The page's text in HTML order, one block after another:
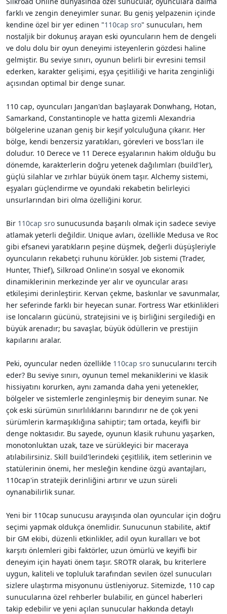
i
farklı ve zengin deneyimler sunar. Bu geniş yelpazenin içinde
kendine özel bir yer edinen "110cap sro" sunucuları, hem
nostaljik bir dokunuş arayan eski oyuncuların hem de dengeli
ve dolu dolu bir oyun deneyimi isteyenlerin gözdesi haline
gelmiştir. Bu seviye sınırı, oyunun belirli bir evresini temsil
ederken, karakter gelişimi, eşya çeşitliliği ve harita zenginliği
açısından optimal bir denge sunar.
110 cap, oyuncuları Jangan'dan başlayarak Donwhang, Hotan,
Samarkand, Constantinople ve hatta gizemli Alexandria
bölgelerine uzanan geniş bir keşif yolculuğuna çıkarır. Her
bölge, kendi benzersiz yaratıkları, görevleri ve boss'ları ile
doludur. 10 Derece ve 11 Derece eşyalarının hakim olduğu bu
dönemde, karakterlerin doğru yetenek dağılımları (build'ler),
güçlü silahlar ve zırhlar büyük önem taşır. Alchemy sistemi,
eşyaları güçlendirme ve oyundaki rekabetin belirleyici
unsurlarından biri olma özelliğini korur.
Bir 110cap sro sunucusunda başarılı olmak için sadece seviye
atlamak yeterli değildir. Unique avları, özellikle Medusa ve Roc
gibi efsanevi yaratıkların peşine düşmek, değerli düşüşleriyle
oyuncuların rekabetçi ruhunu körükler. Job sistemi (Trader,
Hunter, Thief), Silkroad Online'ın sosyal ve ekonomik
dinamiklerinin merkezinde yer alır ve oyuncular arası
etkileşimi derinleştirir. Kervan çekme, baskınlar ve savunmalar,
her seferinde farklı bir heyecan sunar. Fortress War etkinlikleri
ise loncaların gücünü, stratejisini ve iş birliğini sergilediği en
büyük arenadır; bu savaşlar, büyük ödüllerin ve prestijin
kapılarını aralar.
Peki, oyuncular neden özellikle 110cap sro sunucularını tercih
eder? Bu seviye sınırı, oyunun temel mekaniklerini ve klasik
hissiyatını korurken, aynı zamanda daha yeni yetenekler,
bölgeler ve sistemlerle zenginleşmiş bir deneyim sunar. Ne
çok eski sürümün sınırlılıklarını barındırır ne de çok yeni
sürümlerin karmaşıklığına sahiptir; tam ortada, keyifli bir
denge noktasıdır. Bu sayede, oyunun klasik ruhunu yaşarken,
monotonluktan uzak, taze ve sürükleyici bir maceraya
atılabilirsiniz. Skill build'lerindeki çeşitlilik, item setlerinin ve
statülerinin önemi, her mesleğin kendine özgü avantajları,
110cap'in stratejik derinliğini artırır ve uzun süreli
oynanabilirlik sunar.
Yeni bir 110cap sunucusu arayışında olan oyuncular için doğru
seçimi yapmak oldukça önemlidir. Sunucunun stabilite, aktif
bir GM ekibi, düzenli etkinlikler, adil oyun kuralları ve bot
karşıtı önlemleri gibi faktörler, uzun ömürlü ve keyifli bir
deneyim için hayati önem taşır. SROTR olarak, bu kriterlere
uygun, kaliteli ve topluluk tarafından sevilen özel sunucuları
sizlere ulaştırma misyonunu üstleniyoruz. Sitemizde, 110 cap
sunucularına özel rehberler bulabilir, en güncel haberleri
takip edebilir ve yeni açılan sunucular hakkında detaylı